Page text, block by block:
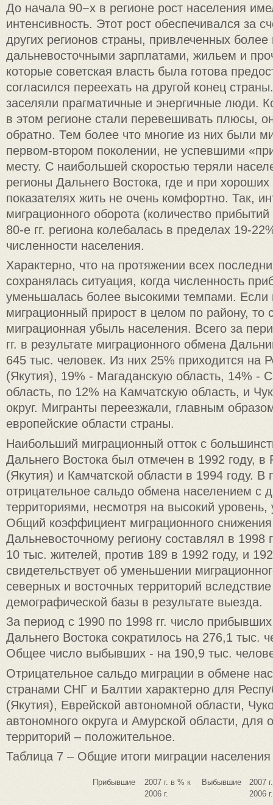
До начала 90−х в регионе рост населения
интенсивность. Этот рост обеспечивался за
других регионов страны, привлеченных
дальневосточными зарплатами, жильем и
которые советская власть была готова
согласился переехать на другой конец
заселяли прагматичные и энергичные люди.
в этом регионе стали перевешивать плюсы,
обратно. Тем более что многие из них были
первом-втором поколении, не успевшими
месту. С наибольшей скоростью теряли
регионы Дальнего Востока, где и при хороших
показателях жить не очень комфортно. Так,
миграционного оборота (количество
80-е гг. региона колебалась в пределах 19-
численности населения.
Характерно, что на протяжении всех
сохранялась ситуация, когда численность
уменьшалась более высокими темпами. Если
миграционный прирост в целом по району, то
миграционная убыль населения. Всего за
гг. в результате миграционного обмена
645 тыс. человек. Из них 25% приходится на
(Якутия), 19% - Магаданскую область, 14% -
область, по 12% на Камчатскую область, и
округ. Мигранты переезжали, главным
европейские области страны.
Наибольший миграционный отток с
Дальнего Востока был отмечен в 1992 году, в
(Якутия) и Камчатской области в 1994 году.
отрицательное сальдо обмена населением с
территориями, несмотря на высокий
Общий коэффициент миграционного
Дальневосточному региону составлял в 1998
10 тыс. жителей, против 189 в 1992 году, и
свидетельствует об уменьшении
северных и восточных территорий
демографической базы в результате выезда.
За период с 1990 по 1998 гг. число
Дальнего Востока сократилось на 276,1 тыс.
Общее число выбывших - на 190,9 тыс.
Отрицательное сальдо миграции в обмене
странами СНГ и Балтии характерно для
(Якутия), Еврейской автономной области,
автономного округа и Амурской области, для
территорий – положительное.
Таблица 7 – Общие итоги миграции населения
Прибывшие
2007 г. в % к
2006 г.
Выбывшие
2007
2006 г.